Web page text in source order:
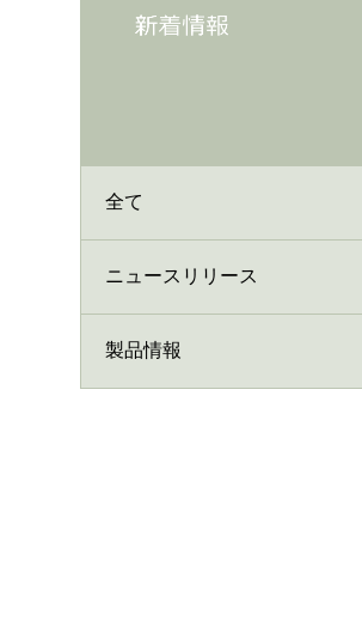
全て
ニュースリリース
製品情報